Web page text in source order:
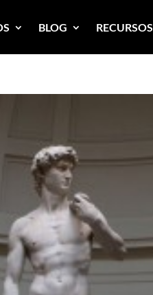
BLOG RECURSOS